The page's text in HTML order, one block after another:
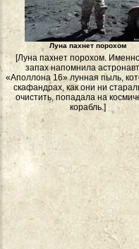
Луна пахнет порохом
[Луна пахнет порохом.
запах напомнила
«Аполлона 16» лунная пыль,
скафандрах, как они ни
очистить, попадала на
корабль.]